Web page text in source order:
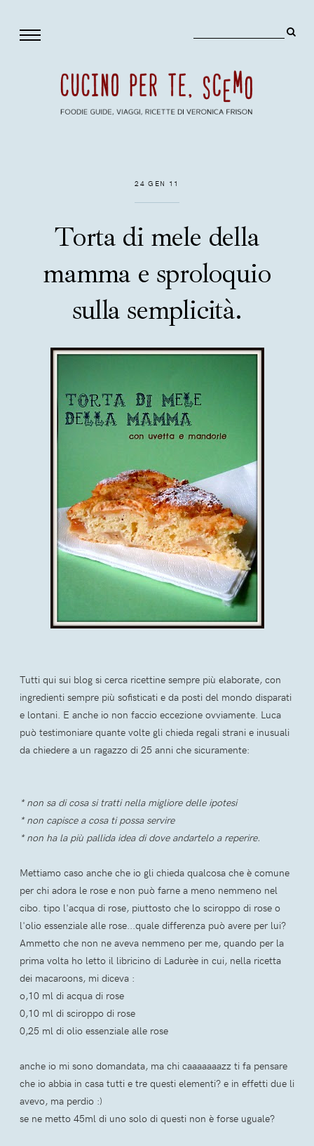
24 GEN 11
Torta di mele della
mamma e sproloquio
sulla semplicità.
Tutti qui sui blog si cerca ricettine sempre più elaborate, con
ingredienti sempre più sofisticati e da posti del mondo disparati
e lontani. E anche io non faccio eccezione ovviamente. Luca
può testimoniare quante volte gli chieda regali strani e inusuali
da chiedere a un ragazzo di 25 anni che sicuramente:
* non sa di cosa si tratti nella migliore delle ipotesi
* non capisce a cosa ti possa servire
* non ha la più pallida idea di dove andartelo a reperire.
Mettiamo caso anche che io gli chieda qualcosa che è comune
per chi adora le rose e non può farne a meno nemmeno nel
cibo. tipo l'acqua di rose, piuttosto che lo sciroppo di rose o
l'olio essenziale alle rose...quale differenza può avere per lui?
Ammetto che non ne aveva nemmeno per me, quando per la
prima volta ho letto il libricino di Ladurèe in cui, nella ricetta
dei macaroons, mi diceva :
o,10 ml di acqua di rose
0,10 ml di sciroppo di rose
0,25 ml di olio essenziale alle rose
anche io mi sono domandata, ma chi caaaaaaazz ti fa pensare
che io abbia in casa tutti e tre questi elementi? e in effetti due li
avevo, ma perdio :)
se ne metto 45ml di uno solo di questi non è forse uguale?